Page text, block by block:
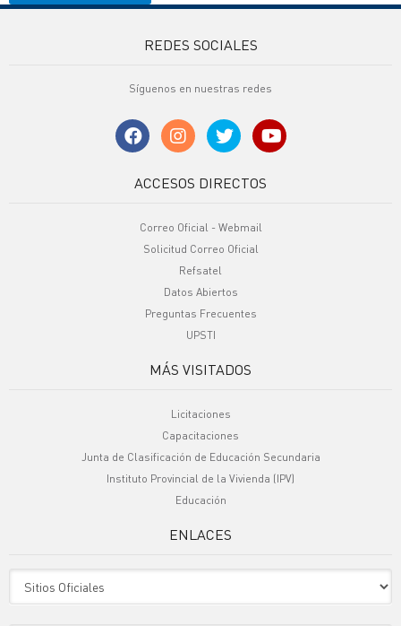
REDES SOCIALES
Síguenos en nuestras redes
ACCESOS DIRECTOS
Correo Oficial - Webmail
Solicitud Correo Oficial
Refsatel
Datos Abiertos
Preguntas Frecuentes
UPSTI
MÁS VISITADOS
Licitaciones
Capacitaciones
Junta de Clasificación de Educación Secundaria
Instituto Provincial de la Vivienda (IPV)
Educación
ENLACES